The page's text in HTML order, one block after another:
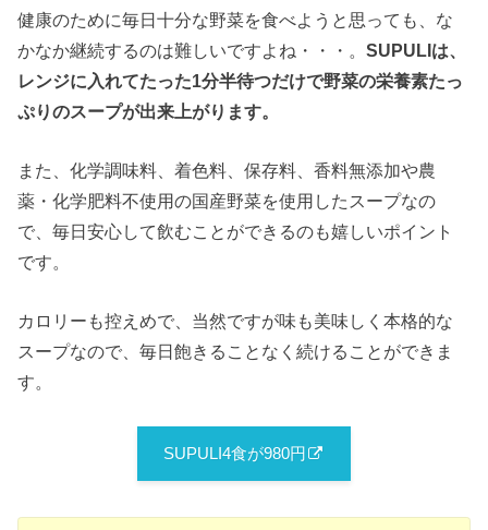
健康のために毎日十分な野菜を食べようと思っても、な
かなか継続するのは難しいですよね・・・。SUPULIは、
レンジに入れてたった1分半待つだけで野菜の栄養素たっ
ぷりのスープが出来上がります。
また、化学調味料、着色料、保存料、香料無添加や農
薬・化学肥料不使用の国産野菜を使用したスープなの
で、毎日安心して飲むことができるのも嬉しいポイント
です。
カロリーも控えめで、当然ですが味も美味しく本格的な
スープなので、毎日飽きることなく続けることができま
す。
SUPULI4食が980円